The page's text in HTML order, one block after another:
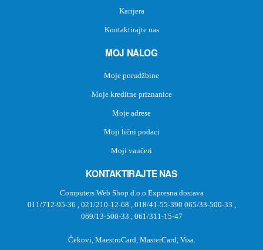
Karijera
Kontaktirajte nas
MOJ NALOG
Moje porudžbine
Moje kreditne priznanice
Moje adrese
Moji lični podaci
Moji vaučeri
KONTAKTIRAJTE NAS
Computers Web Shop d.o.o Expresna dostava
011/712-95-36
021/210-12-68 018/41-55-390 065/33-500-33
069/13-500-33
061/311-15-47
Čekovi, MaestroCard, MasterCard, Visa.